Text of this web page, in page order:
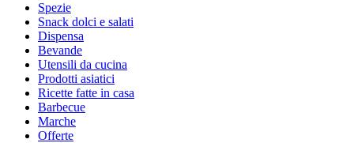
Spezie
Snack dolci e salati
Dispensa
Bevande
Utensili da cucina
Prodotti asiatici
Ricette fatte in casa
Barbecue
Marche
Offerte